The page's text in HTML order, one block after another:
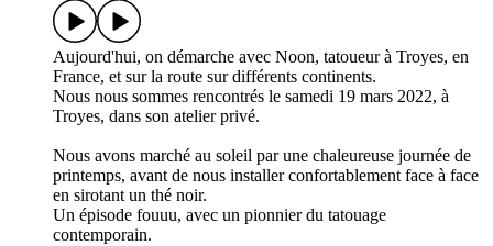
Aujourd'hui, on démarche avec Noon, tatoueur à Troyes, en
France, et sur la route sur différents continents.
Nous nous sommes rencontrés le samedi 19 mars 2022, à
Troyes, dans son atelier privé.
Nous avons marché au soleil par une chaleureuse journée de
printemps, avant de nous installer confortablement face à face
en sirotant un thé noir.
Un épisode fouuu, avec un pionnier du tatouage
contemporain.